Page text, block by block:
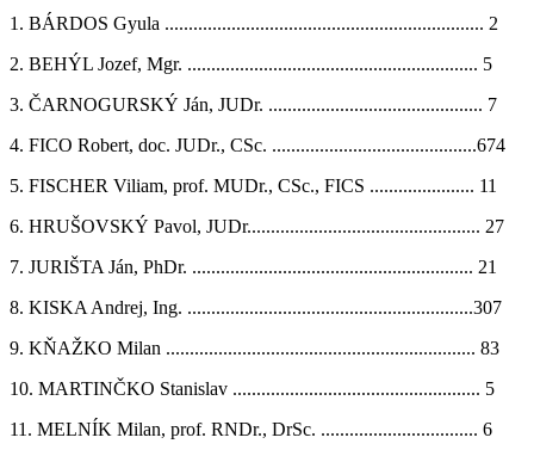
1. BÁRDOS Gyula ................................................................... 2
2. BEHÝL Jozef, Mgr. ............................................................. 5
3. ČARNOGURSKÝ Ján, JUDr. ............................................. 7
4. FICO Robert, doc. JUDr., CSc. ...........................................674
5. FISCHER Viliam, prof. MUDr., CSc., FICS ...................... 11
6. HRUŠOVSKÝ Pavol, JUDr................................................. 27
7. JURIŠTA Ján, PhDr. ........................................................... 21
8. KISKA Andrej, Ing. ............................................................307
9. KŇAŽKO Milan ................................................................. 83
10. MARTINČKO Stanislav .................................................... 5
11. MELNÍK Milan, prof. RNDr., DrSc. ................................. 6